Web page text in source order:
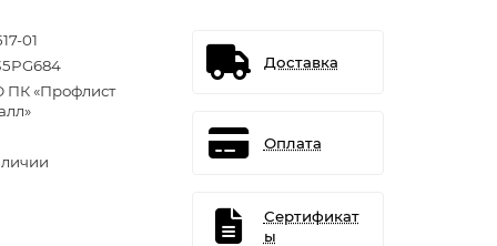
01
«Профлист
Доставка
Оплата
Сертификат
ы